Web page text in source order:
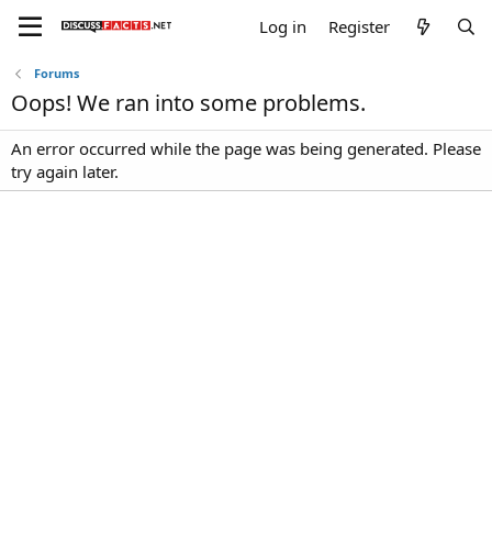
Log in Register
Forums
Oops! We ran into some problems.
An error occurred while the page was being generated. Please
try again later.